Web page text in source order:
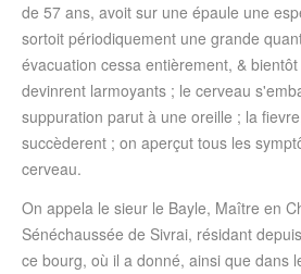
de 57 ans, avoit sur une épaule une
sortoit périodiquement une grande
évacuation cessa entièrement, &
devinrent larmoyants ; le cerveau
suppuration parut à une oreille ; la
succèderent ; on aperçut tous les
cerveau.
On appela le sieur le Bayle, Maître en
Sénéchaussée de Sivrai, résidant
ce bourg, où il a donné, ainsi que dans